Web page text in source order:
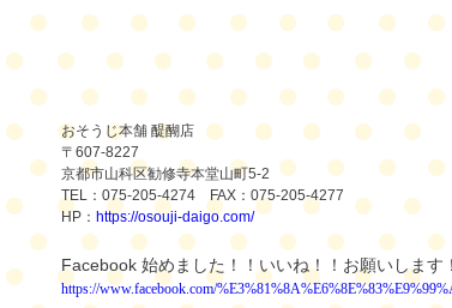
おそうじ本舗 醍醐店
〒 607-8227
京都市山科区勧修寺本堂山町5-2
TEL ： 075-205-4274 FAX ： 075-205-4277
HP ： https://osouji-daigo.com/
Facebook 始めました！！いいね！！お願いします
https://www.facebook.com/